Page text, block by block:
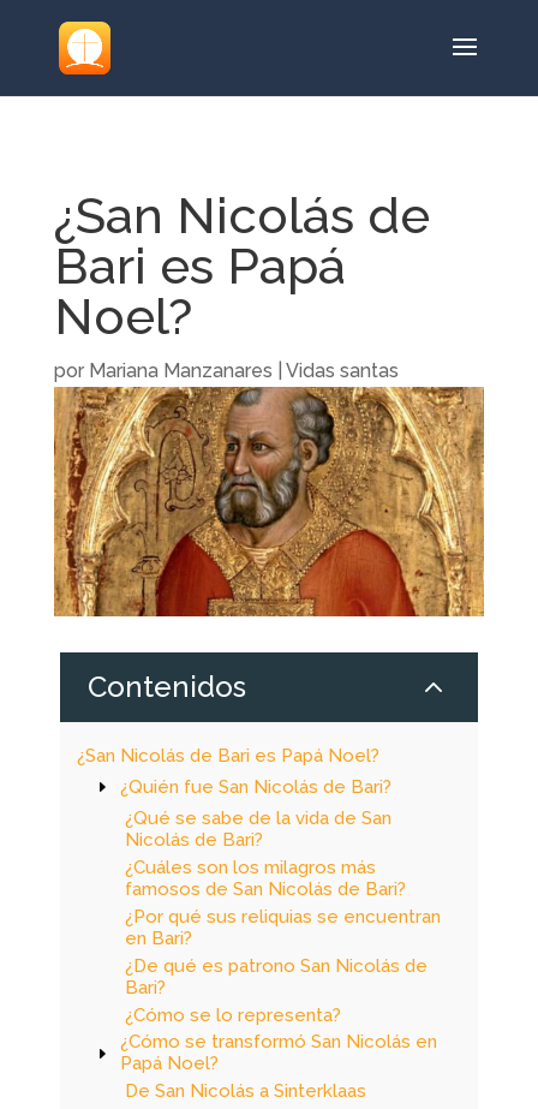
¿San Nicolás de
Bari es Papá
Noel?
por Mariana Manzanares Vidas santas
Contenidos 2
¿San Nicolás de Bari es Papá Noel?
¿Quién fue San Nicolás de Bari?
¿Qué se sabe de la vida de San
Nicolás de Bari?
¿Cuáles son los milagros más
famosos de San Nicolás de Bari?
¿Por qué sus reliquias se encuentran
en Bari?
¿De qué es patrono San Nicolás de
Bari?
¿Cómo se lo representa?
¿Cómo se transformó San Nicolás en
Papá Noel?
De San Nicolás a Sinterklaas